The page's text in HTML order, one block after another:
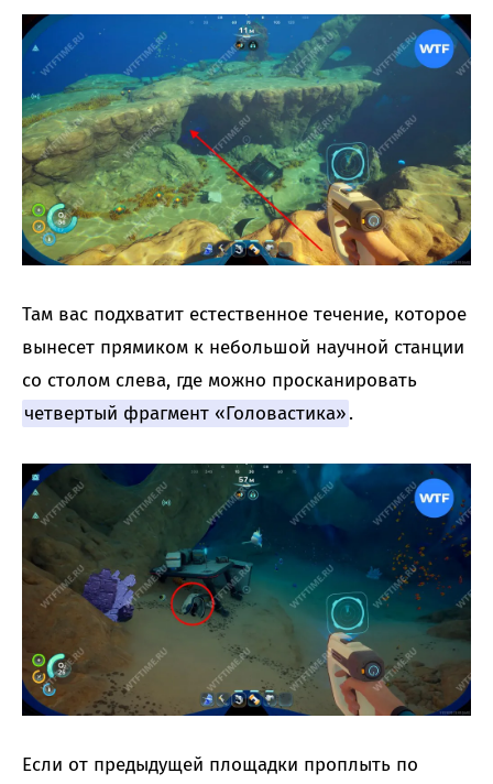
Там вас подхватит естественное течение, которое
вынесет прямиком к небольшой научной станции
со столом слева, где можно просканировать
четвертый фрагмент «Головастика».
Если от предыдущей площадки проплыть по